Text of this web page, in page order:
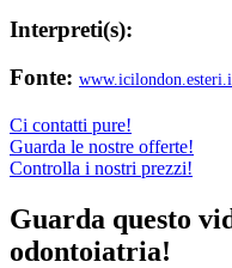
Interpreti(s):
Fonte:
Ci contatti pure!
Guarda le nostre offerte!
Controlla i nostri prezzi!
Guarda questo
odontoiatria!